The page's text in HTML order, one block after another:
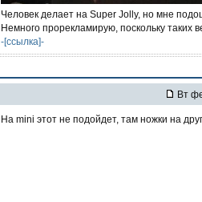
Человек делает на Super Jolly, но мне
Немного прорекламирую, поскольку таких
-[ссылка]-
Вт
На mini этот не подойдет, там ножки на